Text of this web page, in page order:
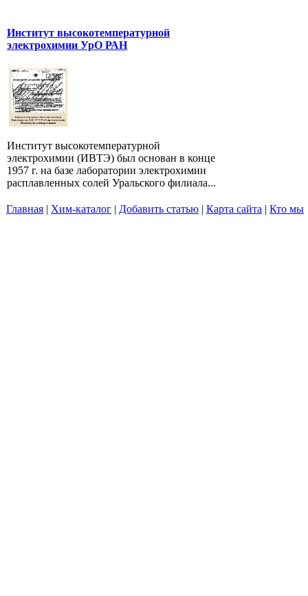
Институт высокотемпературной
электрохимии УрО РАН
Институт высокотемпературной
электрохимии (ИВТЭ) был основан в конце
1957 г. на базе лаборатории электрохимии
расплавленных солей Уральского филиала...
Главная | Хим-каталог | Добавить статью | Карта сайта | Кто мы